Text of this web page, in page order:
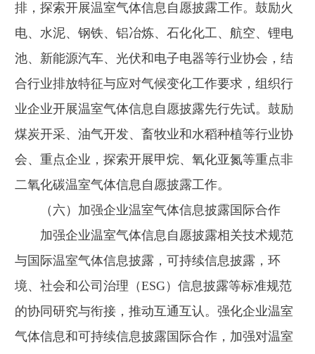
排，探索开展温室气体信息自愿披露工作。鼓励火
电、水泥、钢铁、铝冶炼、石化化工、航空、锂电
池、新能源汽车、光伏和电子电器等行业协会，结
合行业排放特征与应对气候变化工作要求，组织行
业企业开展温室气体信息自愿披露先行先试。鼓励
煤炭开采、油气开发、畜牧业和水稻种植等行业协
会、重点企业，探索开展甲烷、氧化亚氮等重点非
二氧化碳温室气体信息自愿披露工作。
（六）加强企业温室气体信息披露国际合作
加强企业温室气体信息自愿披露相关技术规范
与国际温室气体信息披露，可持续信息披露，环
境、社会和公司治理（ESG）信息披露等标准规范
的协同研究与衔接，推动互通互认。强化企业温室
气体信息和可持续信息披露国际合作，加强对温室